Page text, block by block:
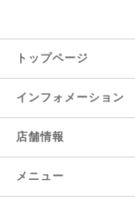
トップページ
インフォメーション
店舗情報
メニュー